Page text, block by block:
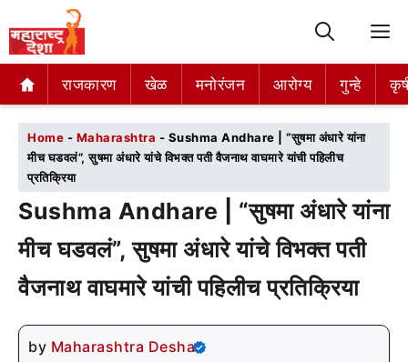
राजकारण खेळ मनोरंजन आरोग्य गुन्हे
राजकारण खेळ मनोरंजन आरोग्य गुन्हे
Home - Maharashtra - Sushma Andhare | “सुषमा अंधारे यांना
मीच घडवलं”, सुषमा अंधारे यांचे विभक्त पती वैजनाथ वाघमारे यांची पहिलीच
प्रतिक्रिया
Sushma Andhare | “सुषमा अंधारे यांना
मीच घडवलं”, सुषमा अंधारे यांचे विभक्त पती
वैजनाथ वाघमारे यांची पहिलीच प्रतिक्रिया
by Maharashtra Desha